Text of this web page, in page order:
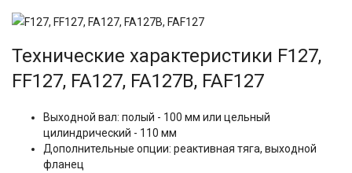
Технические характеристики F127,
FF127, FA127, FA127B, FAF127
Выходной вал: полый - 100 мм или цельный
цилиндрический - 110 мм
Дополнительные опции: реактивная тяга, выходной
фланец